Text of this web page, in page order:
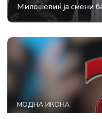
Милошевиќ ја смени
МОДНА ИКОНА